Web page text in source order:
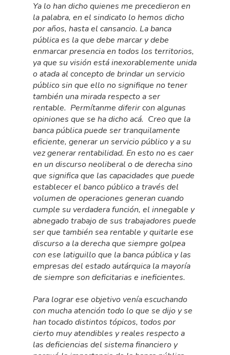
Ya lo han dicho quienes me precedieron en
la palabra, en el sindicato lo hemos dicho
por años, hasta el cansancio. La banca
pública es la que debe marcar y debe
enmarcar presencia en todos los territorios,
ya que su visión está inexorablemente unida
o atada al concepto de brindar un servicio
público sin que ello no signifique no tener
también una mirada respecto a ser
rentable. Permítanme diferir con algunas
opiniones que se ha dicho acá. Creo que la
banca pública puede ser tranquilamente
eficiente, generar un servicio público y a su
vez generar rentabilidad. En esto no es caer
en un discurso neoliberal o de derecha sino
que significa que las capacidades que puede
establecer el banco público a través del
volumen de operaciones generan cuando
cumple su verdadera función, el innegable y
abnegado trabajo de sus trabajadores puede
ser que también sea rentable y quitarle ese
discurso a la derecha que siempre golpea
con ese latiguillo que la banca pública y las
empresas del estado autárquica la mayoría
de siempre son deficitarias e ineficientes.
Para lograr ese objetivo venía escuchando
con mucha atención todo lo que se dijo y se
han tocado distintos tópicos, todos por
cierto muy atendibles y reales respecto a
las deficiencias del sistema financiero y